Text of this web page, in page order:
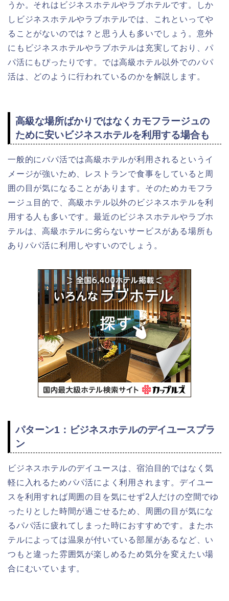
うか。それはビジネスホテルやラブホテルです。しか
しビジネスホテルやラブホテルでは、これといってや
ることがないのでは？と思う人も多いでしょう。意外
にもビジネスホテルやラブホテルは充実しており、パ
パ活にもぴったりです。では高級ホテル以外でのパパ
活は、どのように行われているのかを解説します。
高級な場所ばかりではなくカモフラージュの
ために安いビジネスホテルを利用する場合も
一般的にパパ活では高級ホテルが利用されるというイ
メージが強いため、レストランで食事をしていると周
囲の目が気になることがあります。そのためカモフラ
ージュ目的で、高級ホテル以外のビジネスホテルを利
用する人も多いです。最近のビジネスホテルやラブホ
テルは、高級ホテルに劣らないサービスがある場所も
ありパパ活に利用しやすいのでしょう。
パターン1：ビジネスホテルのデイユースプラ
ン
ビジネスホテルのデイユースは、宿泊目的ではなく気
軽に入れるためパパ活によく利用されます。デイユー
スを利用すれば周囲の目を気にせず2人だけの空間でゆ
ったりとした時間が過ごせるため、周囲の目が気にな
るパパ活に疲れてしまった時におすすめです。またホ
テルによっては温泉が付いている部屋があるなど、い
つもと違った雰囲気が楽しめるため気分を変えたい場
合にむいています。